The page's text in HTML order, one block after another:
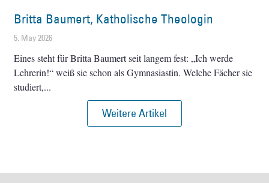
Britta Baumert, Katholische Theologin
5. May 2026
Eines steht für Britta Baumert seit langem fest: „Ich werde
Lehrerin!“ weiß sie schon als Gymnasiastin. Welche Fächer sie
studiert,
Weitere Artikel